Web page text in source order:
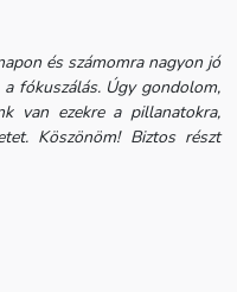
és számomra nagyon jó
fókuszálás. Úgy gondolom,
van ezekre a pillanatokra,
Köszönöm! Biztos részt